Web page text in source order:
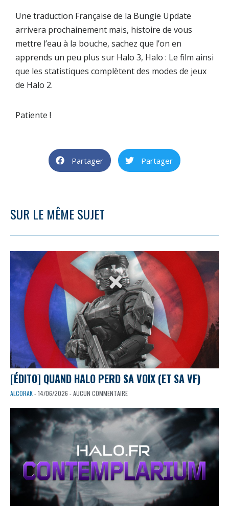
Une traduction Française de la Bungie Update
arrivera prochainement mais, histoire de vous
mettre l’eau à la bouche, sachez que l’on en
apprends un peu plus sur Halo 3, Halo : Le film ainsi
que les statistiques complètent des modes de jeux
de Halo 2.
Patiente !
Partager Partager
SUR LE MÊME SUJET
[ÉDITO] QUAND HALO PERD SA VOIX (ET SA VF)
ALCORAK- 14/06/2026 - AUCUN COMMENTAIRE